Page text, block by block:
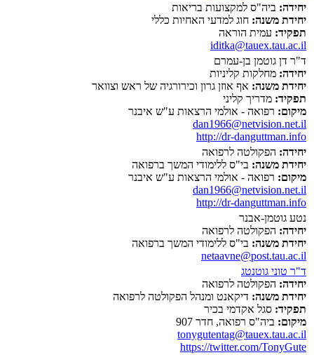
יחידה: ביה"ס למקצועות בריאות
יחידת משנה: חוג למדעי האחיות כללי
תפקיד: עמית הוראה
iditka@tauex.tau.ac.il
ד"ר דן גוטמן בן-עמרם
יחידה: מחלקות קליניות
יחידת משנה: אף אוזן גרון וכירורגיה של ראש וצוואר
תפקיד: מדריך קליני
מיקום: רפואה - אולמי הרצאות ע"ש איבנר
dan1966@netvision.net.il
http://dr-danguttman.info
יחידה: הפקולטה לרפואה
יחידת משנה: בי"ס ללימודי המשך ברפואה
מיקום: רפואה - אולמי הרצאות ע"ש איבנר
dan1966@netvision.net.il
http://dr-danguttman.info
נטע גוטמן-אבנר
יחידה: הפקולטה לרפואה
יחידת משנה: בי"ס ללימודי המשך ברפואה
netaavne@post.tau.ac.il
ד"ר טוני גוטנטג
יחידה: הפקולטה לרפואה
יחידת משנה: דיקאנט ומנהל הפקולטה לרפואה
תפקיד: סגל אקדמי בכיר
מיקום: ביה"ס רפואה, חדר 907
tonygutentag@tauex.tau.ac.il
https://twitter.com/TonyGute